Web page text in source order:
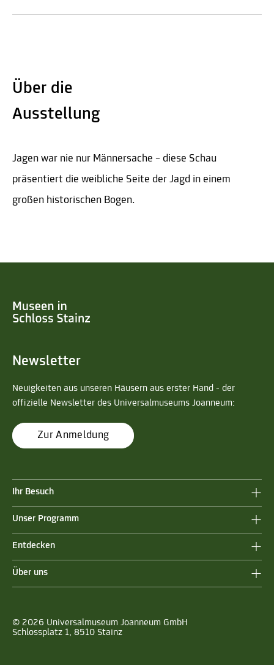
Über die
Ausstellung
Jagen war nie nur Männersache – diese Schau
präsentiert die weibliche Seite der Jagd in einem
großen historischen Bogen.
Newsletter
Neuigkeiten aus unseren Häusern aus erster Hand - der
offizielle Newsletter des Universalmuseums Joanneum:
Zur Anmeldung
Ihr Besuch
Unser Programm
Entdecken
Über uns
© 2026 Universalmuseum Joanneum GmbH
Schlossplatz 1, 8510 Stainz